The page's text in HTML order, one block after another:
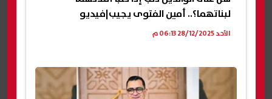
لبناتهما؟.. أمين الفتوى يجيب|فيديو
الأحد 28/12/2025 06:13 م